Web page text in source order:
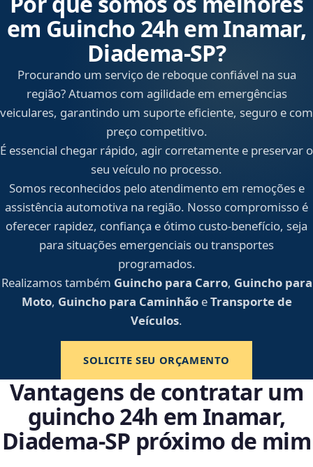
em Guincho 24h em Inamar,
Diadema‑SP?
Procurando um serviço de reboque confiável na sua
região? Atuamos com agilidade em emergências
veiculares, garantindo um suporte eficiente, seguro e com
preço competitivo.
É essencial chegar rápido, agir corretamente e preservar o
seu veículo no processo.
Somos reconhecidos pelo atendimento em remoções e
assistência automotiva na região. Nosso compromisso é
oferecer rapidez, confiança e ótimo custo-benefício, seja
para situações emergenciais ou transportes
programados.
Realizamos também Guincho para Carro, Guincho para
Moto, Guincho para CaminhãoeTransporte de
Veículos.
SOLICITE SEU ORÇAMENTO
Vantagens de contratar um
guincho 24h em Inamar,
Diadema‑SP próximo de mim